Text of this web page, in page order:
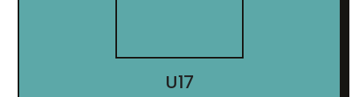
U17